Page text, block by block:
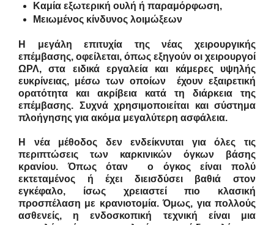
Καμία εξωτερική ουλή ή παραμόρφωση,
Μειωμένος κίνδυνος λοιμώξεων
Η μεγάλη επιτυχία της νέας χειρουργικής
επέμβασης, οφείλεται, όπως εξηγούν οι χειρουργοί
ΩΡΛ, στα ειδικά εργαλεία και κάμερες υψηλής
ευκρίνειας, μέσω των οποίων έχουν εξαιρετική
ορατότητα και ακρίβεια κατά τη διάρκεια της
επέμβασης. Συχνά χρησιμοποιείται και σύστημα
πλοήγησης για ακόμα μεγαλύτερη ασφάλεια.
Η νέα μέθοδος δεν ενδείκνυται για όλες τις
περιπτώσεις των καρκινικών όγκων βάσης
κρανίου. Όπως όταν ο όγκος είναι πολύ
εκτεταμένος ή έχει διεισδύσει βαθιά στον
εγκέφαλο, ίσως χρειαστεί πιο κλασική
προσπέλαση με κρανιοτομία. Όμως, για πολλούς
ασθενείς, η ενδοσκοπική τεχνική είναι μια